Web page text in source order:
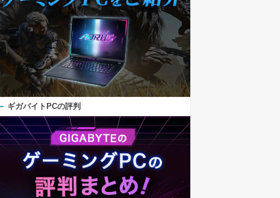
ギガバイトPCの評判